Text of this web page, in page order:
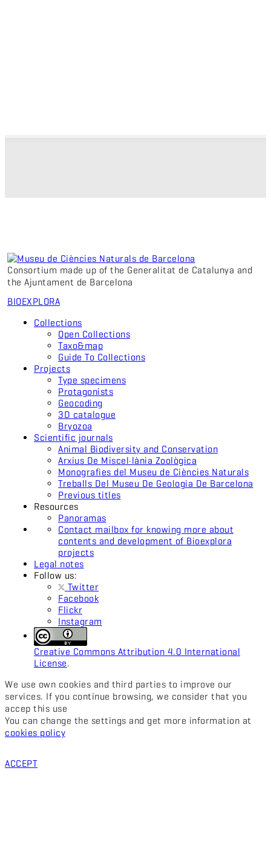
Consortium made up of the Generalitat de Catalunya and
the Ajuntament de Barcelona
BIOEXPLORA
Collections
Open Collections
Taxo&map
Guide To Collections
Projects
Type specimens
Protagonists
Geocoding
3D catalogue
Bryozoa
Scientific journals
Animal Biodiversity and Conservation
Arxius De Miscel·lània Zoològica
Monografies del Museu de Ciències Naturals
Treballs Del Museu De Geologia De Barcelona
Previous titles
Resources
Panoramas
Contact mailbox for knowing more about
contents and development of Bioexplora
projects
Legal notes
Follow us:
Twitter
Facebook
Flickr
Instagram
Creative Commons Attribution 4.0 International
License.
We use own cookies and third parties to improve our
services. If you continue browsing, we consider that you
accep this use
You can change the settings and get more information at
cookies policy
ACCEPT